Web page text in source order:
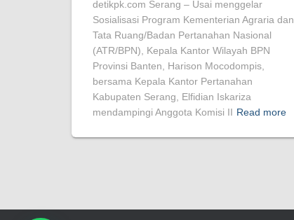
detikpk.com Serang – Usai menggelar
Sosialisasi Program Kementerian Agraria dan
Tata Ruang/Badan Pertanahan Nasional
(ATR/BPN), Kepala Kantor Wilayah BPN
Provinsi Banten, Harison Mocodompis,
bersama Kepala Kantor Pertanahan
Kabupaten Serang, Elfidian Iskariza
mendampingi Anggota Komisi II Read more